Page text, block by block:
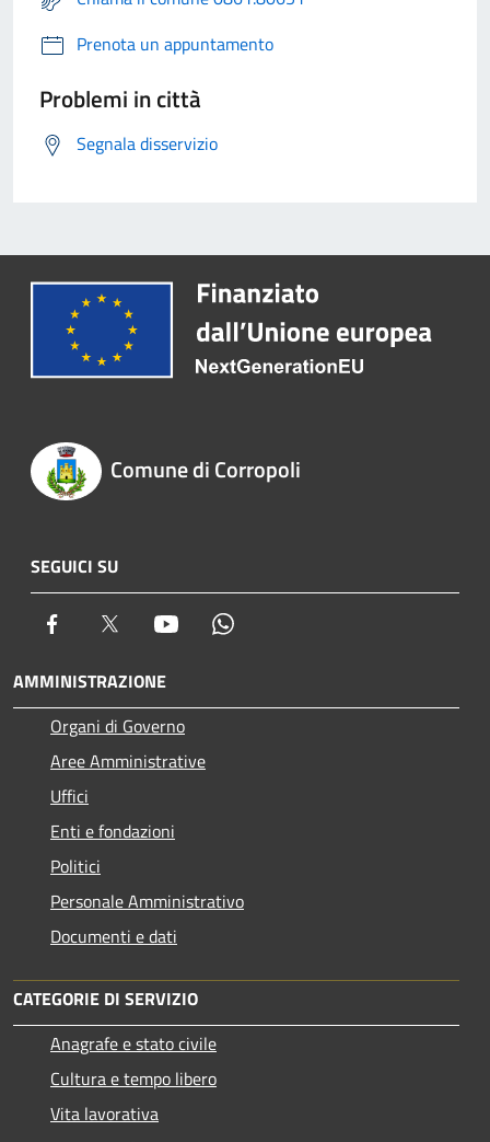
Prenota un appuntamento
Problemi in città
Segnala disservizio
Comune di Corropoli
SEGUICI SU
Facebook Twitter Youtube
AMMINISTRAZIONE
Organi di Governo
Aree Amministrative
Uffici
Enti e fondazioni
Politici
Personale Amministrativo
Documenti e dati
CATEGORIE DI SERVIZIO
Anagrafe e stato civile
Cultura e tempo libero
Vita lavorativa